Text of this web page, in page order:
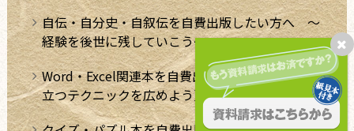
自伝・自分史・自叙伝を自費出版したい方へ ～
経験を後世に残していこう～
Word・Excel関連本を自費出版したい方へ。【役
立つテクニックを広めよう】